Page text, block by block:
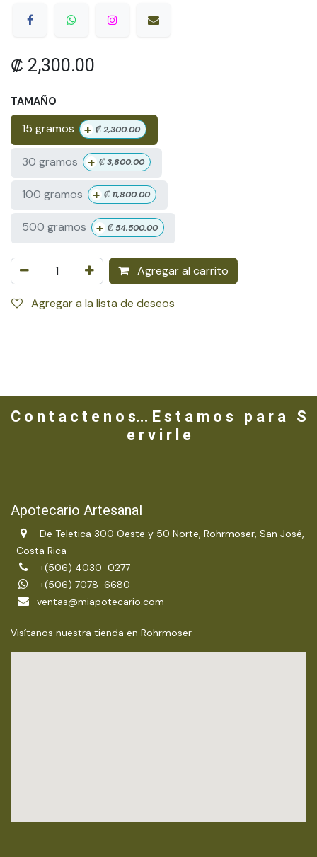
₡ 2,300.00
TAMAÑO
15 gramos + ₡2,300.00
30 gramos + ₡3,800.00
100 gramos + ₡ 11,800.00
500 gramos + ₡54,500.00
Agregar al carrito
Agregar a la lista de deseos
C o n t a c t e n o s... E s t a m o s p a r a S
e r v i r l e
Apotecario Artesanal
De Teletica 300 Oeste y 50 Norte, Rohrmoser, San José,
Costa Rica
+(506) 4030-0277
+(506) 7078-6680
ventas@miapotecario.com
Visítanos nuestra tienda en Rohrmoser